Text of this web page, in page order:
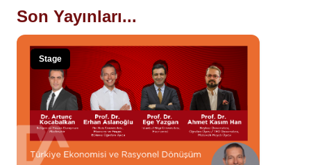
Son Yayınları...
Stage